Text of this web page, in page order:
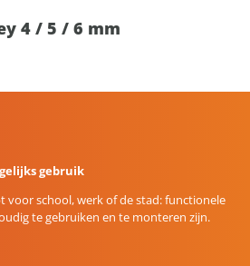
4 / 5 / 6 mm
gebruik
voor school, werk of de stad: functionele
te gebruiken en te monteren zijn.